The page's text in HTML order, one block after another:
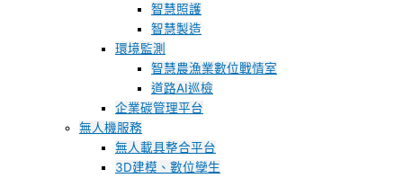
智慧照護
智慧製造
環境監測
智慧農漁業數位戰情室
道路AI巡檢
企業碳管理平台
無人機服務
無人載具整合平台
3D建模、數位孿生